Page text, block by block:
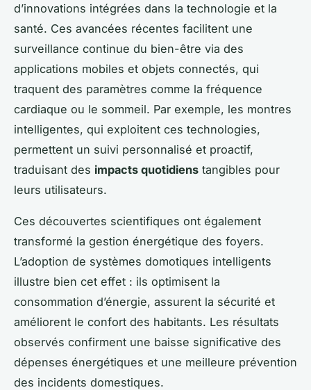
d’innovations intégrées dans la technologie et la
santé. Ces avancées récentes facilitent une
surveillance continue du bien-être via des
applications mobiles et objets connectés, qui
traquent des paramètres comme la fréquence
cardiaque ou le sommeil. Par exemple, les montres
intelligentes, qui exploitent ces technologies,
permettent un suivi personnalisé et proactif,
traduisant des impacts quotidiens tangibles pour
leurs utilisateurs.
Ces découvertes scientifiques ont également
transformé la gestion énergétique des foyers.
L’adoption de systèmes domotiques intelligents
illustre bien cet effet : ils optimisent la
consommation d’énergie, assurent la sécurité et
améliorent le confort des habitants. Les résultats
observés confirment une baisse significative des
dépenses énergétiques et une meilleure prévention
des incidents domestiques.